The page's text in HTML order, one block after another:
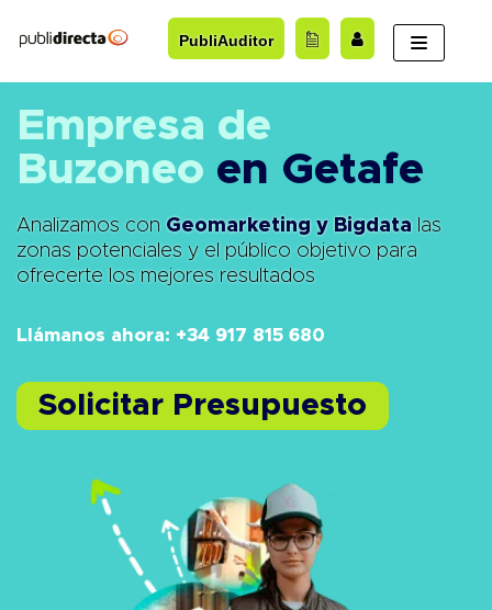
al
PubliAuditor
Empresa de
Buzoneo en Getafe
Analizamos con Geomarketing y Bigdatalas
zonas potenciales y el público objetivo para
ofrecerte los mejores resultados
Llámanos ahora: +34 917 815 680
Solicitar Presupuesto